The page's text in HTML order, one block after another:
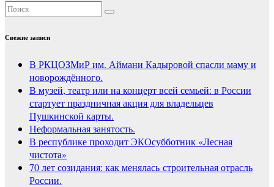
Свежие записи
В РКЦОЗМиР им. Аймани Кадыровой спасли маму и
новорождённого.
В музей, театр или на концерт всей семьей: в России
стартует праздничная акция для владельцев
Пушкинской карты.
Неформальная занятость.
В республике проходит ЭКОсубботник «Лесная
чистота»
70 лет созидания: как менялась строительная отрасль
России.